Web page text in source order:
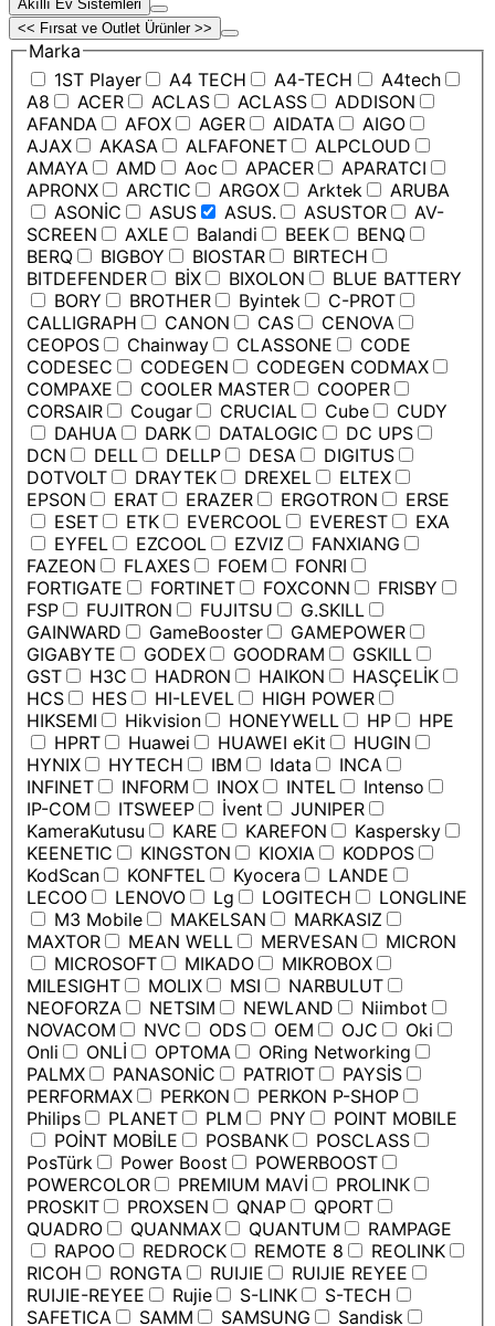
Akıllı Ev Sistemleri
<< Fırsat ve Outlet Ürünler >>
Marka
1ST Player
A4 TECH A4-TECH
A4tech
A8
ACER ACLAS ACLASS
ADDISON
AFANDA
AFOX AGER AIDATA
AIGO
AJAX
AKASA ALFAFONET
ALPCLOUD
AMAYA
AMD Aoc APACER
APARATCI
APRONX
ARCTIC ARGOX Arktek
ARUBA
ASONİC
ASUS ASUS. ASUSTOR
AV-
SCREEN
AXLE Balandi BEEK
BENQ
BERQ
BIGBOY BIOSTAR
BIRTECH
BITDEFENDER
BİX BIXOLON
BLUE BATTERY
BORY
BROTHER Byintek
C-PROT
CALLIGRAPH
CANON CAS
CENOVA
CEOPOS
Chainway CLASSONE
CODE
CODESEC
CODEGEN
CODEGEN CODMAX
COMPAXE
COOLER MASTER
COOPER
CORSAIR
Cougar CRUCIAL Cube
CUDY
DAHUA
DARK DATALOGIC
DC UPS
DCN
DELL DELLP DESA
DIGITUS
DOTVOLT
DRAYTEK DREXEL
ELTEX
EPSON
ERAT ERAZER ERGOTRON
ERSE
ESET
ETK EVERCOOL EVEREST
EXA
EYFEL
EZCOOL EZVIZ
FANXIANG
FAZEON
FLAXES FOEM
FONRI
FORTIGATE
FORTINET FOXCONN
FRISBY
FSP
FUJITRON FUJITSU
G.SKILL
GAINWARD
GameBooster
GAMEPOWER
GIGABYTE
GODEX GOODRAM
GSKILL
GST
H3C HADRON HAIKON
HASÇELİK
HCS
HES HI-LEVEL
HIGH POWER
HIKSEMI
Hikvision HONEYWELL HP
HPE
HPRT
Huawei HUAWEI eKit
HUGIN
HYNIX
HYTECH IBM Idata
INCA
INFINET
INFORM INOX INTEL
Intenso
IP-COM
ITSWEEP İvent
JUNIPER
KameraKutusu
KARE KAREFON
Kaspersky
KEENETIC
KINGSTON KIOXIA
KODPOS
KodScan
KONFTEL Kyocera
LANDE
LECOO
LENOVO Lg LOGITECH
LONGLINE
M3 Mobile
MAKELSAN
MARKASIZ
MAXTOR
MEAN WELL MERVESAN
MICRON
MICROSOFT
MIKADO
MIKROBOX
MILESIGHT
MOLIX MSI
NARBULUT
NEOFORZA
NETSIM NEWLAND
Niimbot
NOVACOM
NVC ODS OEM OJC
Oki
Onli
ONLİ OPTOMA
ORing Networking
PALMX
PANASONİC PATRIOT
PAYSİS
PERFORMAX
PERKON
PERKON P-SHOP
Philips
PLANET PLM PNY
POINT MOBILE
POİNT MOBİLE
POSBANK
POSCLASS
PosTürk
Power Boost
POWERBOOST
POWERCOLOR
PREMIUM MAVİ
PROLINK
PROSKIT
PROXSEN QNAP
QPORT
QUADRO
QUANMAX QUANTUM
RAMPAGE
RAPOO
REDROCK REMOTE 8
REOLINK
RICOH
RONGTA RUIJIE
RUIJIE REYEE
RUIJIE-REYEE
Rujie S-LINK
S-TECH
SAFETICA
SAMM SAMSUNG Sandisk